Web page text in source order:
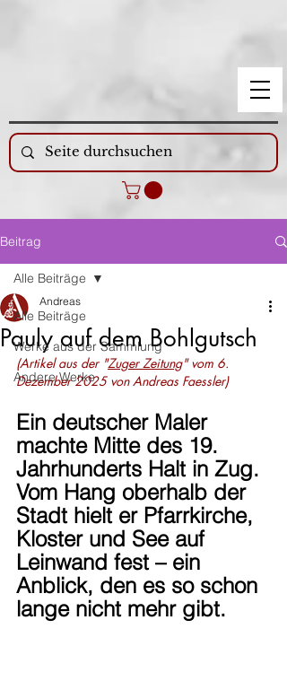
Beitrag
Alle Beiträge
Werke aus der Sammlung
Andere Werke
Alle Beiträge
Pauly auf dem Bohlgutsch
Andreas
(Artikel aus der "Zuger Zeitung" vom 6.
Dezember 2025 von Andreas Faessler)
Ein deutscher Maler
machte Mitte des 19.
Jahrhunderts Halt in Zug.
Vom Hang oberhalb der
Stadt hielt er Pfarrkirche,
Kloster und See auf
Leinwand fest – ein
Anblick, den es so schon
lange nicht mehr gibt.